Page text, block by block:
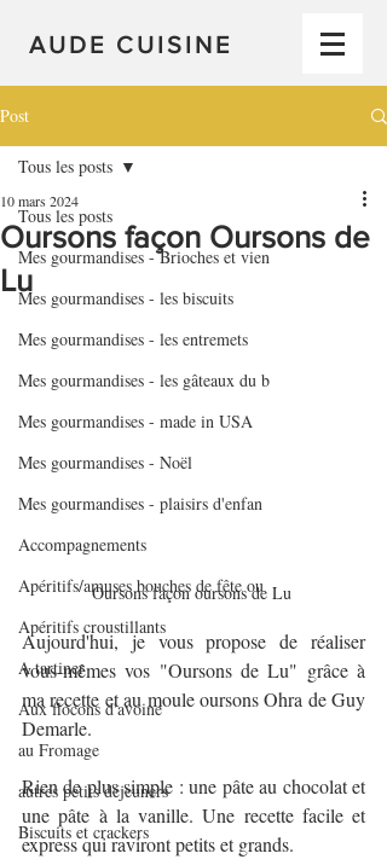
AUDE CUISINE
Post
Tous les posts
Mes gourmandises - Brioches et vien
Mes gourmandises - les biscuits
Mes gourmandises - les entremets
Mes gourmandises - les gâteaux du b
Mes gourmandises - made in USA
Mes gourmandises - Noël
Mes gourmandises - plaisirs d'enfan
Accompagnements
Apéritifs/amuses bouches de fête ou
Apéritifs croustillants
A tartiner
Aux flocons d'avoine
au Fromage
autres petits déjeuners
Biscuits et crackers
Tous les posts
Oursons façon Oursons de
Lu
10 mars 2024
Oursons façon oursons de Lu
Aujourd'hui, je vous propose de réaliser
vous-mêmes vos "Oursons de Lu" grâce à
ma recette et au moule oursons Ohra de Guy
Demarle.
Rien de plus simple : une pâte au chocolat et
une pâte à la vanille. Une recette facile et
express qui raviront petits et grands.